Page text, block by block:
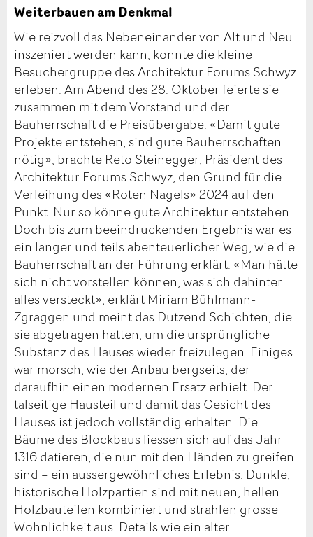
Weiterbauen am Denkmal
Wie reizvoll das Nebeneinander von Alt und Neu
inszeniert werden kann, konnte die kleine
Besuchergruppe des Architektur Forums Schwyz
erleben. Am Abend des 28. Oktober feierte sie
zusammen mit dem Vorstand und der
Bauherrschaft die Preisübergabe. «Damit gute
Projekte entstehen, sind gute Bauherrschaften
nötig», brachte Reto Steinegger, Präsident des
Architektur Forums Schwyz, den Grund für die
Verleihung des «Roten Nagels» 2024 auf den
Punkt. Nur so könne gute Architektur entstehen.
Doch bis zum beeindruckenden Ergebnis war es
ein langer und teils abenteuerlicher Weg, wie die
Bauherrschaft an der Führung erklärt. «Man hätte
sich nicht vorstellen können, was sich dahinter
alles versteckt», erklärt Miriam Bühlmann-
Zgraggen und meint das Dutzend Schichten, die
sie abgetragen hatten, um die ursprüngliche
Substanz des Hauses wieder freizulegen. Einiges
war morsch, wie der Anbau bergseits, der
daraufhin einen modernen Ersatz erhielt. Der
talseitige Hausteil und damit das Gesicht des
Hauses ist jedoch vollständig erhalten. Die
Bäume des Blockbaus liessen sich auf das Jahr
1316 datieren, die nun mit den Händen zu greifen
sind – ein aussergewöhnliches Erlebnis. Dunkle,
historische Holzpartien sind mit neuen, hellen
Holzbauteilen kombiniert und strahlen grosse
Wohnlichkeit aus. Details wie ein alter